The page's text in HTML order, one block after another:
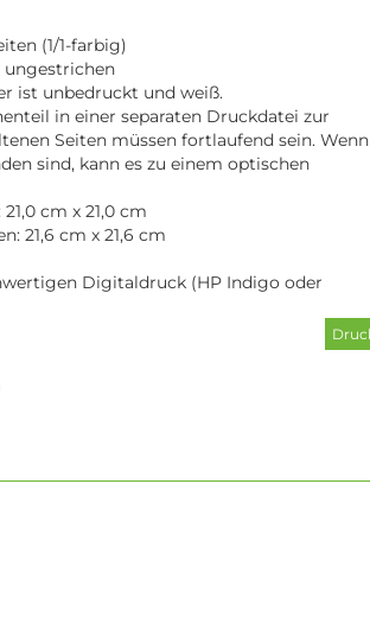
(1/1-farbig)
ungestrichen
ist unbedruckt und weiß.
in einer separaten Druckdatei zur
Seiten müssen fortlaufend sein. Wenn
sind, kann es zu einem optischen
cm x 21,0 cm
21,6 cm x 21,6 cm
Digitaldruck (HP Indigo oder